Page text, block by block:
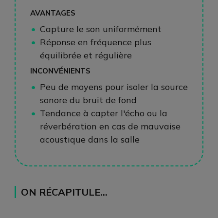
AVANTAGES
Capture le son uniformément
Réponse en fréquence plus
équilibrée et régulière
INCONVÉNIENTS
Peu de moyens pour isoler la source
sonore du bruit de fond
Tendance à capter l'écho ou la
réverbération en cas de mauvaise
acoustique dans la salle
Bidirectionnel
Unidirectionnel
ON RÉCAPITULE…